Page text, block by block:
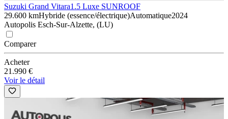
Suzuki Grand Vitara1.5 Luxe SUNROOF
29.600 kmHybride (essence/électrique)Automatique2024
Autopolis Esch-Sur-Alzette, (LU)
Comparer
Acheter
21.990 €
Voir le détail